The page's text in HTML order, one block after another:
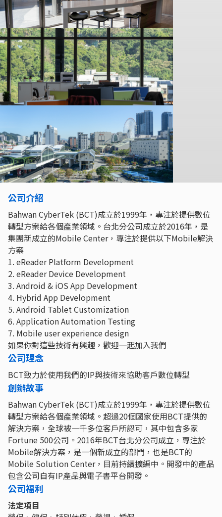
公司介紹
Bahwan CyberTek (BCT)成立於1999年，專注於提供數位
轉型方案給各個產業領域。台北分公司成立於2016年，是
集團新成立的Mobile Center，專注於提供以下Mobile解決
方案
1. eReader Platform Development
2. eReader Device Development
3. Android & iOS App Development
4. Hybrid App Development
5. Android Tablet Customization
6. Application Automation Testing
7. Mobile user experience design
如果你對這些技術有興趣，歡迎一起加入我們
公司理念
BCT致力於使用我們的IP與技術來協助客戶數位轉型
創辦故事
Bahwan CyberTek (BCT)成立於1999年，專注於提供數位
轉型方案給各個產業領域。超過20個國家使用BCT提供的
解決方案，全球被一千多位客戶所認可，其中包含多家
Fortune 500公司。2016年BCT台北分公司成立，專注於
Mobile解決方案，是一個新成立的部門，也是BCT的
Mobile Solution Center，目前持續擴編中。開發中的產品
包含公司自有IP產品與電子書平台開發。
公司福利
法定項目